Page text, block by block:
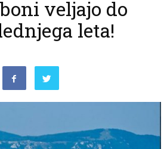
veljajo do
leta!